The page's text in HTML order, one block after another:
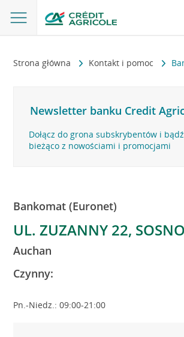
Strona główna Kontakt i pomoc
Newsletter banku Credit
Dołącz do grona subskrybentów i
bieżąco z nowościami i promocjami
Bankomat (Euronet)
UL. ZUZANNY 22,
Auchan
Czynny:
Pn.-Niedz.: 09:00-21:00